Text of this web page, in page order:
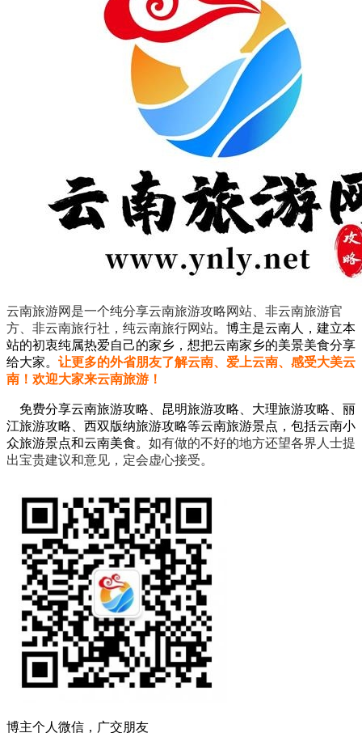
云南旅游网是一个纯分享云南旅游攻略网站、非云南旅游官
方、非云南旅行社，纯云南旅行网站。 博主是云南人，建立本
站的初衷纯属热爱自己的家乡，想把云南家乡的美景美食分享
给大家。 让更多的外省朋友了解云南、爱上云南、感受大美云
南！欢迎大家来云南旅游！
免费分享云南旅游攻略、昆明旅游攻略、大理旅游攻略、丽
江旅游攻略、西双版纳旅游攻略等云南旅游景点，包括云南小
众旅游景点和云南美食。 如有做的不好的地方还望各界人士提
出宝贵建议和意见，定会虚心接受。
博主个人微信，广交朋友